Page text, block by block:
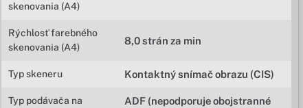
skenovania (A4)
Rýchlosť farebného
skenovania (A4)
8,0 strán za min
Typ skeneru Kontaktný snímač obrazu (CIS)
Typ podávača na
ADF (nepodporuje obojstranné